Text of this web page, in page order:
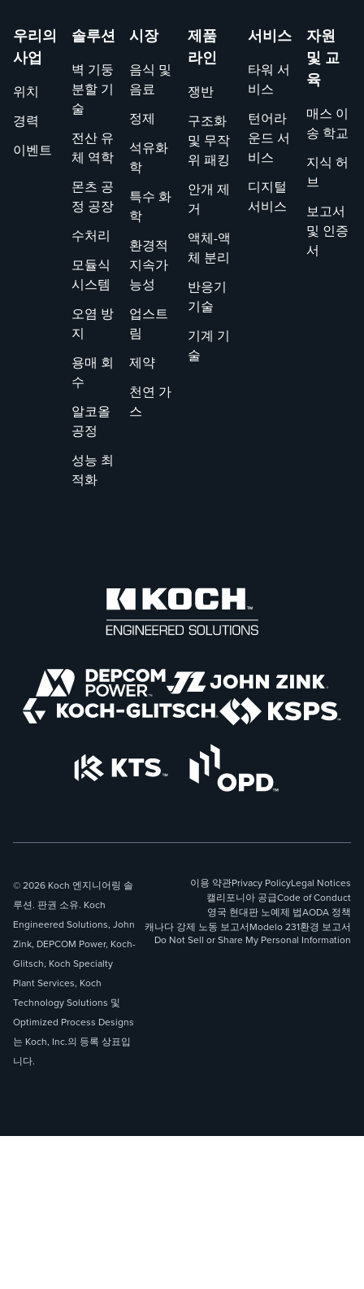
우리의
사업
위치
경력
이벤트
솔루션
벽 기둥
분할 기
술
전산 유
체 역학
몬츠 공
정 공장
수처리
모듈식
시스템
오염 방
지
용매 회
수
알코올
공정
성능 최
적화
시장
음식 및
음료
정제
석유화
학
특수 화
학
환경적
지속가
능성
업스트
림
제약
천연 가
스
제품
라인
쟁반
구조화
및 무작
위 패킹
안개 제
거
액체-액
체 분리
반응기
기술
기계 기
술
서비스
타워 서
비스
턴어라
운드 서
비스
디지털
서비스
자원
및 교
육
매스 이
송 학교
지식 허
브
보고서
및 인증
서
© 2026 Koch 엔지니어링 솔
루션. 판권 소유. Koch
Engineered Solutions, John
Zink, DEPCOM Power, Koch-
Glitsch, Koch Specialty
Plant Services, Koch
Technology Solutions 및
Optimized Process Designs
는 Koch, Inc.의 등록 상표입
니다.
이용 약관Privacy PolicyLegal Notices
캘리포니아 공급Code of Conduct
영국 현대판 노예제 법AODA 정책
캐나다 강제 노동 보고서Modelo 231환경 보고서
Do Not Sell or Share My Personal Information